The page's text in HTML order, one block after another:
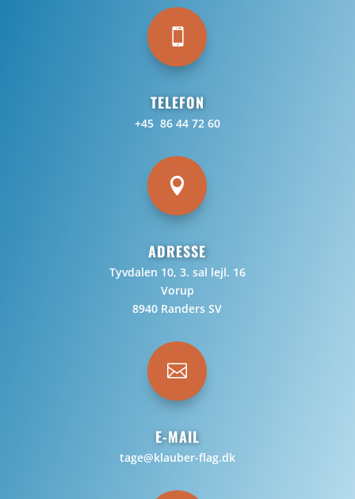
TELEFON
+45 86 44 72 60

ADRESSE
Tyvdalen 10, 3. sal lejl. 16
Vorup
8940 Randers SV

E-MAIL
tage@klauber-flag.dk